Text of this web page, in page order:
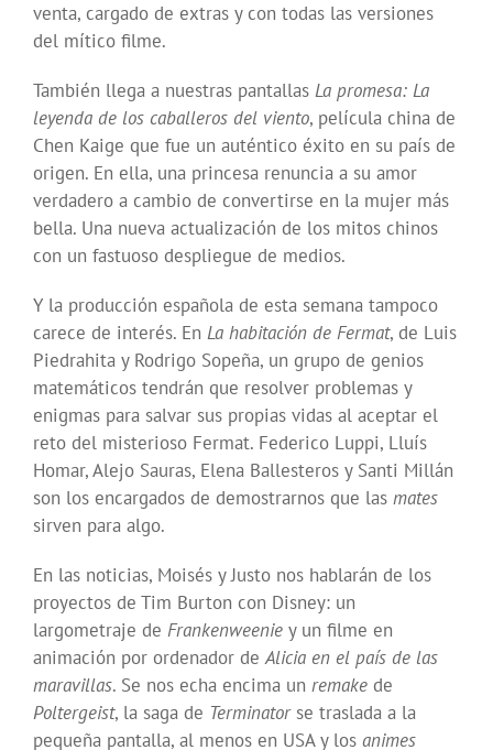
venta, cargado de extras y con todas las versiones
del mítico filme.
También llega a nuestras pantallas La promesa: La
leyenda de los caballeros del viento, película china de
Chen Kaige que fue un auténtico éxito en su país de
origen. En ella, una princesa renuncia a su amor
verdadero a cambio de convertirse en la mujer más
bella. Una nueva actualización de los mitos chinos
con un fastuoso despliegue de medios.
Y la producción española de esta semana tampoco
carece de interés. En La habitación de Fermat, de Luis
Piedrahita y Rodrigo Sopeña, un grupo de genios
matemáticos tendrán que resolver problemas y
enigmas para salvar sus propias vidas al aceptar el
reto del misterioso Fermat. Federico Luppi, Lluís
Homar, Alejo Sauras, Elena Ballesteros y Santi Millán
son los encargados de demostrarnos que las mates
sirven para algo.
En las noticias, Moisés y Justo nos hablarán de los
proyectos de Tim Burton con Disney: un
largometraje de Frankenweenie y un filme en
animación por ordenador deAlicia en el país de las
maravillas. Se nos echa encima un remake de
Poltergeist, la saga de Terminatorse traslada a la
pequeña pantalla, al menos en USA y los animes